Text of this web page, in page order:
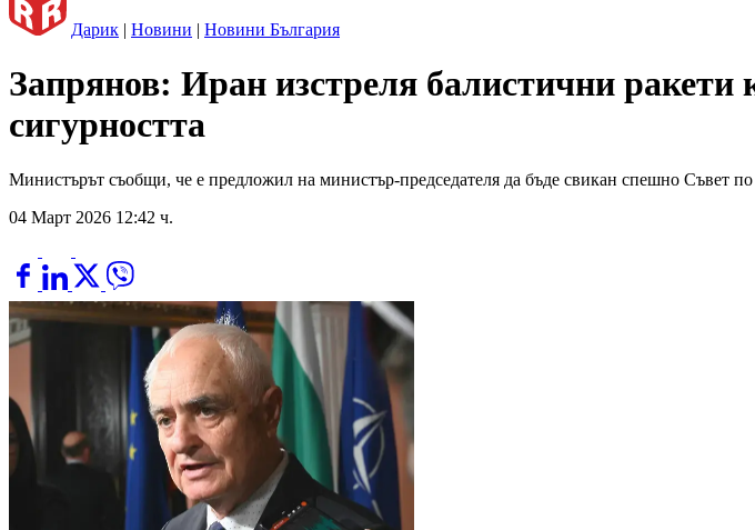
Дарик | Новини | Новини България
Запрянов: Иран изстреля балистични
сигурността
Министърът съобщи, че е предложил на министър-председателя да бъде свикан спешно Съвет по
04 Март 2026 12:42 ч.